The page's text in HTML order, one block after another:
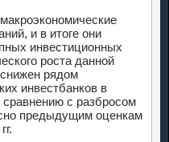
и в итоге они
инвестиционных
роста данной
рядом
инвестбанков в
сравнению с разбросом
предыдущим оценкам